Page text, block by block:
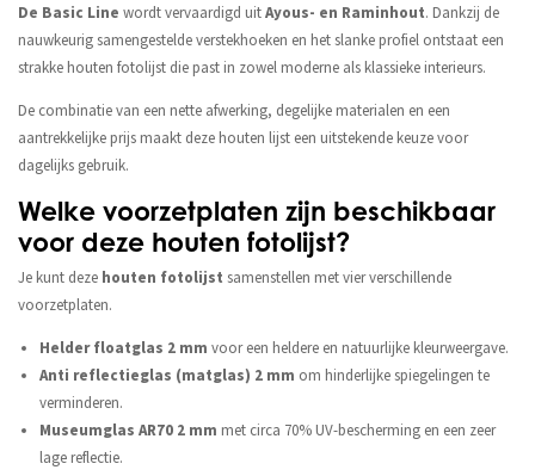
De Basic Line wordt vervaardigd uitAyous- en Raminhout. Dankzij de
nauwkeurig samengestelde verstekhoeken en het slanke profiel ontstaat een
strakke houten fotolijst die past in zowel moderne als klassieke interieurs.
De combinatie van een nette afwerking, degelijke materialen en een
aantrekkelijke prijs maakt deze houten lijst een uitstekende keuze voor
dagelijks gebruik.
Welke voorzetplaten zijn beschikbaar
voor deze houten fotolijst?
Je kunt deze houten fotolijst samenstellen met vier verschillende
voorzetplaten.
Helder floatglas 2 mm voor een heldere en natuurlijke kleurweergave.
Anti reflectieglas (matglas) 2 mm om hinderlijke spiegelingen te
verminderen.
Museumglas AR70 2 mm met circa 70% UV-bescherming en een zeer
lage reflectie.